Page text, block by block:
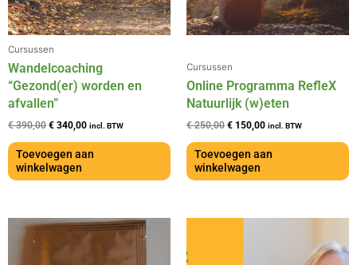
Cursussen
Wandelcoaching
“Gezond(er) worden en
afvallen”
€390,00 € 340,00 incl. BTW
Toevoegen aan
winkelwagen
Cursussen
Online Programma RefleX
Natuurlijk (w)eten
€250,00 € 150,00 incl. BTW
Toevoegen aan
winkelwagen